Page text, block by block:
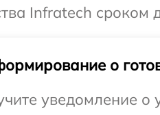
Infratech сроком
о
уведомление о